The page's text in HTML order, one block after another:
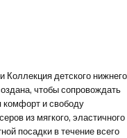
Коллекция детского нижнего
чтобы сопровождать
комфорт и свободу
из мягкого, эластичного
посадки в течение всего